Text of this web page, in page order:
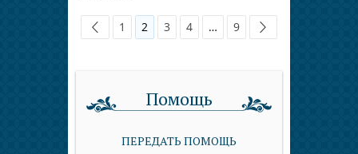
1 2 3 4 … 9
Помощь
ПЕРЕДАТЬ ПОМОЩЬ